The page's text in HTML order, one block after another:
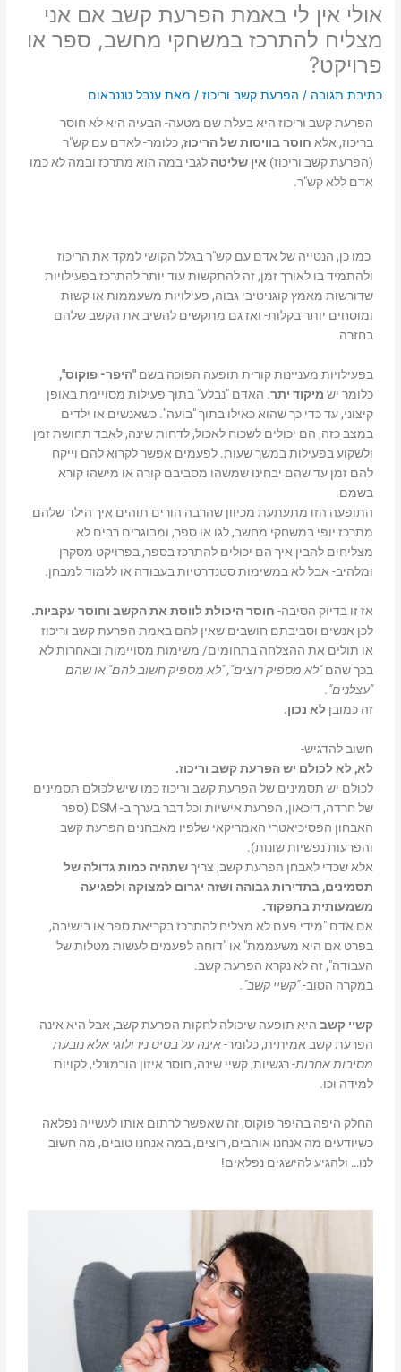
אולי אין לי באמת הפרעת קשב אם אני
מצליח להתרכז במשחקי מחשב, ספר או
פרויקט?
כתיבת תגובה / הפרעת קשב וריכוז / מאתענבל טננבאום
הפרעת קשב וריכוז היא בעלת שם מטעה- הבעיה היא לא חוסר
בריכוז, אלא חוסרבוויסות של הריכוז, כלומר- לאדם עם קש"ר
(הפרעת קשב וריכוז) אין שליטה לגבי במה הוא מתרכז ובמה לאכמו
אדם ללא קש"ר.
כמו כן, הנטייה של אדם עם קש"ר בגלל הקושי למקד את הריכוז
ולהתמיד בו לאורך זמן, זה להתקשות עוד יותר להתרכז בפעילויות
שדורשות מאמץ קוגניטיבי גבוה, פעילויות משעממות או קשות
ומוסחים יותר בקלות- ואז גם מתקשים להשיב את הקשב שלהם
בחזרה.
בפעילויות מעניינות קורית תופעה הפוכה בשם"היפר- פוקוס",
כלומר יש מיקוד יתר. האדם "נבלע" בתוך פעילות מסויימת באופן
קיצוני, עד כדי כך שהוא כאילו בתוך "בועה". כשאנשים או ילדים
במצב כזה, הם יכולים לשכוח לאכול, לדחות שינה, לאבד תחושת זמן
ולשקוע בפעילות במשך שעות. לפעמים אפשר לקרוא להם וייקח
להם זמן עד שהם יבחינו שמשהו מסביבם קורה או מישהו קורא
בשמם.
התופעה הזו מתעתעת מכיוון שהרבה הורים תוהים איך הילד שלהם
מתרכז יופי במשחקי מחשב, לגו או ספר, ומבוגרים רבים לא
מצליחים להבין איך הם יכולים להתרכז בספר, בפרויקט מסקרן
ומלהיב- אבל לא במשימות סטנדרטיות בעבודה או ללמוד למבחן.
אז זו בדיוק הסיבה- חוסר היכולת לווסת את הקשב וחוסר עקביות.
לכן אנשים וסביבתם חושבים שאין להם באמת הפרעת קשב וריכוז
או תולים את ההצלחה בתחומים/ משימות מסויימות ובאחרות לא
בכך שהם"לא מספיק רוצים", "לא מספיק חשוב להם" או שהם
"עצלנים".
זה כמובן לא נכון.
חשוב להדגיש-
לא, לא לכולם יש הפרעת קשב וריכוז.
לכולם יש תסמינים של הפרעת קשב וריכוז כמו שיש לכולם תסמינים
של חרדה, דיכאון, הפרעת אישיות וכל דבר בערך ב- DSM (ספר
האבחון הפסיכיאטרי האמריקאי שלפיו מאבחנים הפרעת קשב
והפרעות נפשיות שונות).
אלא שכדי לאבחן הפרעת קשב, צריךשתהיה כמות גדולה של
תסמינים, בתדירות גבוהה ושזה יגרום למצוקה ולפגיעה
משמעותית בתפקוד.
אם אדם "מידי פעם לא מצליח להתרכז בקריאת ספר או בישיבה,
בפרט אם היא משעממת" או "דוחה לפעמים לעשות מטלות של
העבודה", זה לא נקרא הפרעת קשב.
במקרה הטוב-"קשיי קשב".
קשיי קשב היא תופעה שיכולה לחקות הפרעת קשב, אבל היא אינה
הפרעת קשב אמיתית, כלומר-אינה על בסיס נירולוגי אלא נובעת
מסיבות אחרות-רגשיות, קשיי שינה, חוסר איזון הורמונלי, לקויות
למידה וכו.
החלק היפה בהיפר פוקוס, זה שאפשר לרתום אותו לעשייה נפלאה
כשיודעים מה אנחנו אוהבים, רוצים, במה אנחנו טובים, מה חשוב
לנו… ולהגיע להישגים נפלאים!